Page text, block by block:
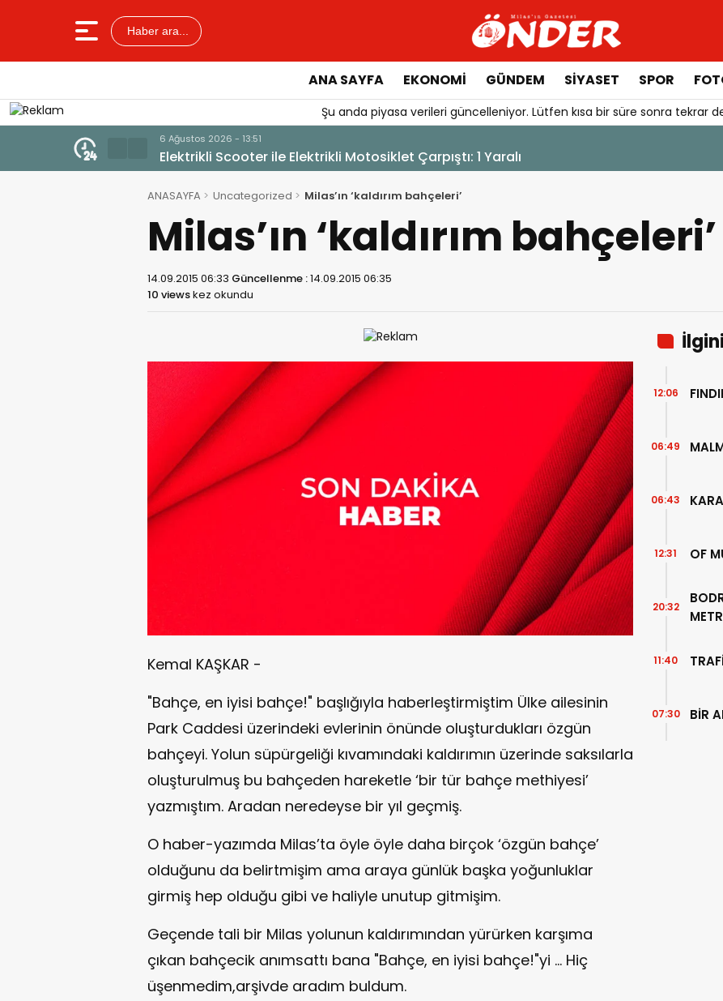
Haber ara...
ANA SAYFA EKONOMİ GÜNDEM SİYASET SPOR
Şu anda piyasa verileri güncelleniyor. Lütfen kısa bir süre sonra tekrar
6 Ağustos 2026 - 12:17
Güllük’te Alevler Büyümeden Durduruldu
ANASAYFA Uncategorized Milas’ın ‘kaldırım bahçeleri’
Milas’ın ‘kaldırım bahçeleri’
14.09.2015 06:33 Güncellenme :14.09.2015 06:35
10 viewskez okundu
Kemal KAŞKAR -
"Bahçe, en iyisi bahçe!" başlığıyla haberleştirmiştim Ülke ailesinin
Park Caddesi üzerindeki evlerinin önünde oluşturdukları özgün
bahçeyi. Yolun süpürgeliği kıvamındaki kaldırımın üzerinde saksılarla
oluşturulmuş bu bahçeden hareketle ‘bir tür bahçe methiyesi’
yazmıştım. Aradan neredeyse bir yıl geçmiş.
O haber-yazımda Milas’ta öyle öyle daha birçok ‘özgün bahçe’
olduğunu da belirtmişim ama araya günlük başka yoğunluklar
girmiş hep olduğu gibi ve haliyle unutup gitmişim.
Geçende tali bir Milas yolunun kaldırımından yürürken karşıma
çıkan bahçecik anımsattı bana "Bahçe, en iyisi bahçe!"yi ... Hiç
üşenmedim,arşivde aradım buldum.
12:06
06:49
06:43
OF
12:31
20:32
11:40
BİR
07:30